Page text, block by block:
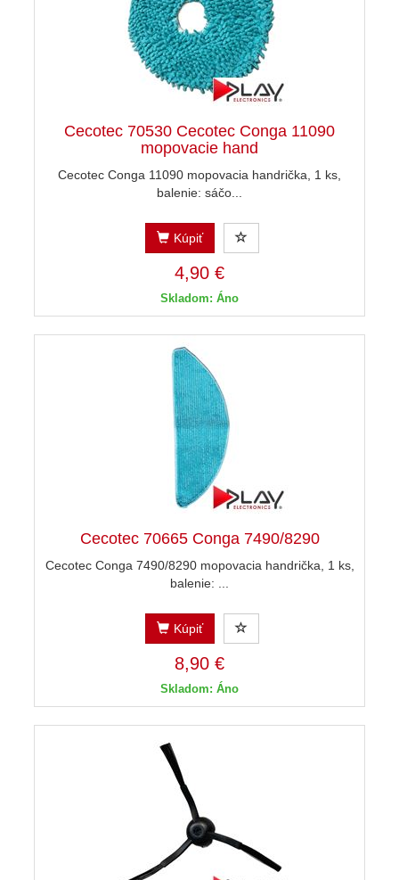
Cecotec 70530 Cecotec Conga 11090
mopovacie hand
Cecotec Conga 11090 mopovacia handrička, 1 ks,
balenie: sáčo...
Kúpiť
4,90 €
Skladom: Áno
Cecotec 70665 Conga 7490/8290
Cecotec Conga 7490/8290 mopovacia handrička, 1 ks,
balenie: ...
Kúpiť
8,90 €
Skladom: Áno